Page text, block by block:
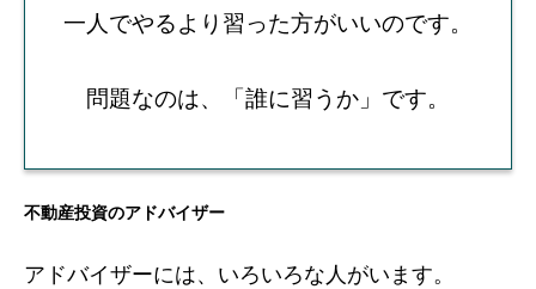
一人でやるより習った方がいいのです。
問題なのは、「誰に習うか」です。
不動産投資のアドバイザー
アドバイザーには、いろいろな人がいます。